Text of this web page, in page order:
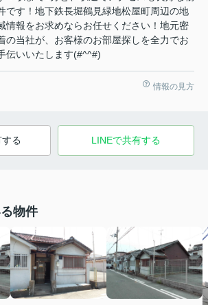
です！地下鉄長堀鶴見緑地松屋町周辺の地
情報をお求めならお任せください！地元密
の当社が、お客様のお部屋探しを全力でお
伝いいたします(#^^#)
情報の見方
る LINEで共有する
物件